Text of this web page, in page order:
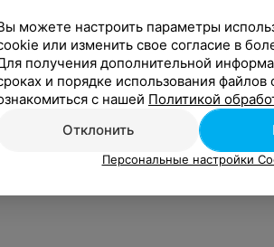
можете настроить параметры
или изменить свое согласие в
получения дополнительной
и порядке использования
с нашей Политикой
Отклонить
Персональные настройки